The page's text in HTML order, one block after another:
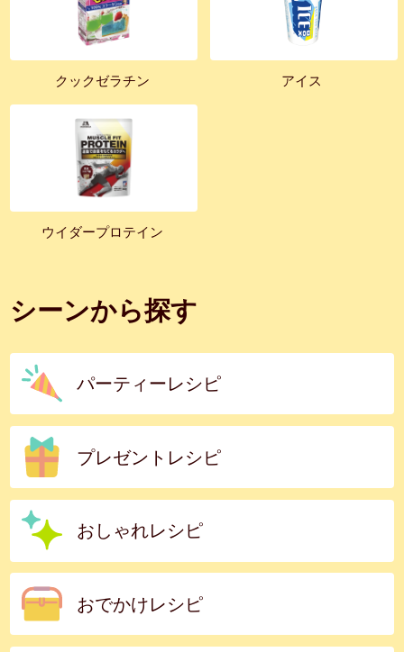
クックゼラチン アイス
ウイダープロテイン
シーンから探す
パーティーレシピ
プレゼントレシピ
おしゃれレシピ
おでかけレシピ